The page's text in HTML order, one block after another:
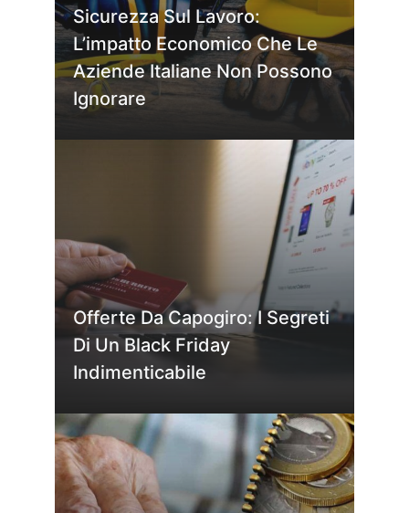
Sicurezza Sul Lavoro:
L’impatto Economico Che Le
Aziende Italiane Non Possono
Ignorare
Offerte Da Capogiro: I Segreti
Di Un Black Friday
Indimenticabile